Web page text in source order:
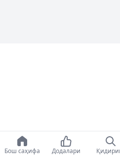
Бош саҳифа Додалари